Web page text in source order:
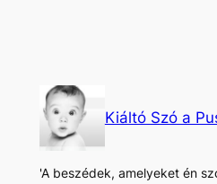
Kiáltó Szó a
'A beszédek, amelyeket én